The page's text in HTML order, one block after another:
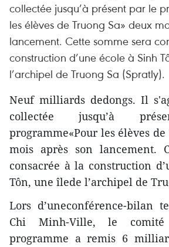
collectée jusqu’à présent par le
les élèves de Truong Sa» deux
lancement. Cette somme sera
construction d’une école à Sinh
l’archipel de Truong Sa (Spratly).
Neuf milliards dedongs. Il
collectée jusqu’à
programme«Pour les élèves
mois après son lancement.
consacrée à la construction
Tôn, une îlede l’archipel de
Lors d’uneconférence-bilan
Chi Minh-Ville, le comité
programme a remis 6